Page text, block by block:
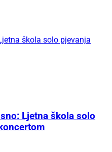
škola solo pjevanja
Ljetna škola solo